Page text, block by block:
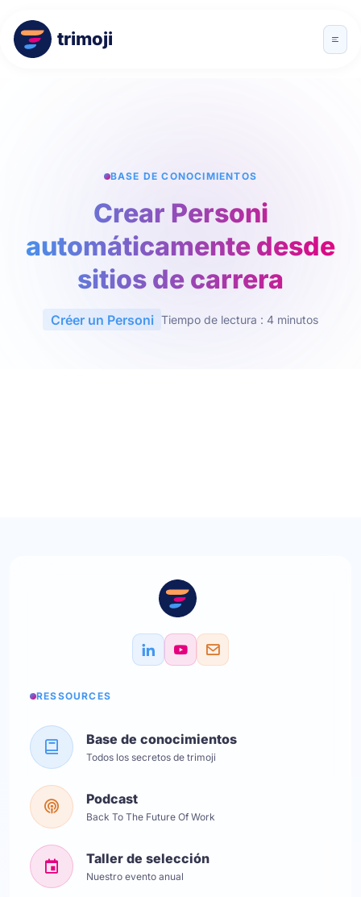
trimoji
BASE DE CONOCIMIENTOS
Crear Personi
automáticamente desde
sitios de carrera
Créer un Personi Tiempo de lectura : 4 minutos
RESSOURCES
Base de conocimientos
Todos los secretos de trimoji
Podcast
Back To The Future Of Work
Taller de selección
Nuestro evento anual